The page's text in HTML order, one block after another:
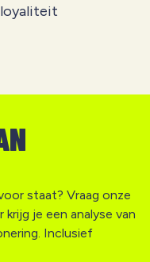
staat? Vraag onze
je een analyse van
Inclusief